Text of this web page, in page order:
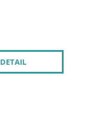
DETAIL